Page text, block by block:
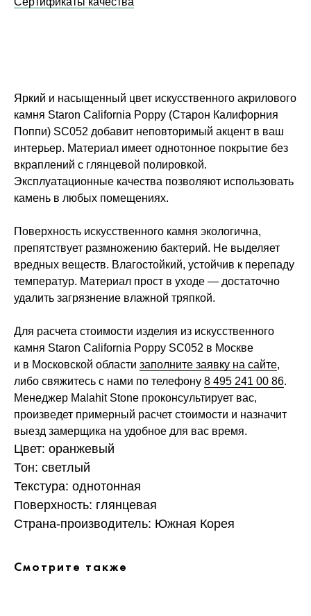
Яркий и насыщенный цвет искусственного акрилового
камня Staron California Poppy (Старон Калифорния
Поппи) SC052 добавит неповторимый акцент в ваш
интерьер. Материал имеет однотонное покрытие без
вкраплений с глянцевой полировкой.
Эксплуатационные качества позволяют использовать
камень в любых помещениях.
Поверхность искусственного камня экологична,
препятствует размножению бактерий. Не выделяет
вредных веществ. Влагостойкий, устойчив к перепаду
температур. Материал прост в уходе — достаточно
удалить загрязнение влажной тряпкой.
Для расчета стоимости изделия из искусственного
камня Staron California Poppy SC052 в Москве
и в Московской области заполните заявку на сайте,
либо свяжитесь с нами по телефону 8 495 241 00 86.
Менеджер Malahit Stone проконсультирует вас,
произведет примерный расчет стоимости и назначит
выезд замерщика на удобное для вас время.
Цвет: оранжевый
Тон: светлый
Текстура: однотонная
Поверхность: глянцевая
Страна-производитель: Южная Корея
Смотрите также